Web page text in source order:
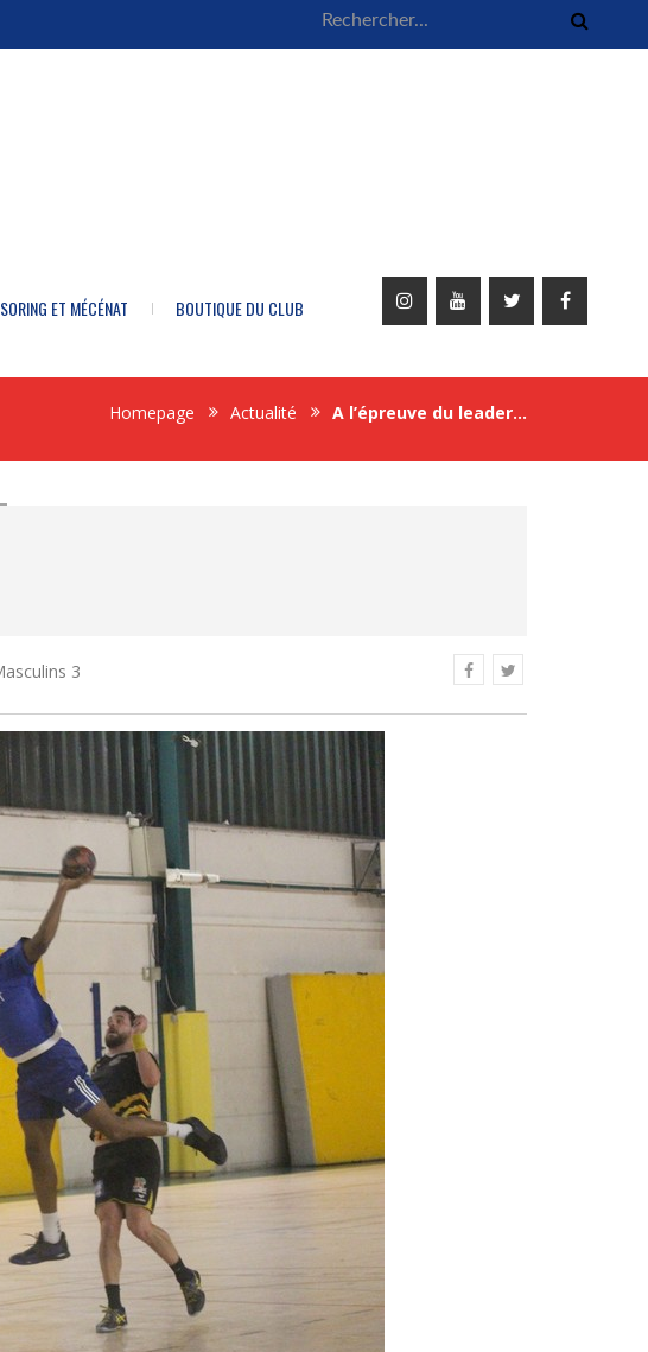
ET MÉCÉNAT BOUTIQUE DU CLUB
Homepage Actualité A l’épreuve du leader…
3